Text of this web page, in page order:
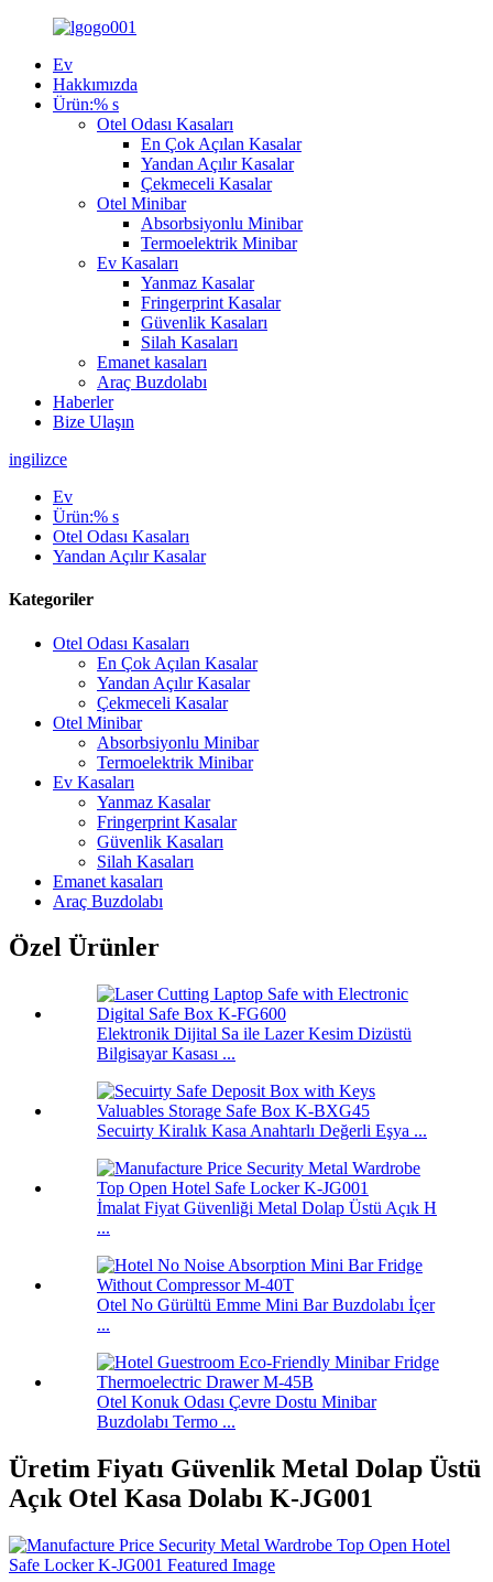
Ev
Hakkımızda
Ürün:% s
Otel Odası Kasaları
En Çok Açılan Kasalar
Yandan Açılır Kasalar
Çekmeceli Kasalar
Otel Minibar
Absorbsiyonlu Minibar
Termoelektrik Minibar
Ev Kasaları
Yanmaz Kasalar
Fringerprint Kasalar
Güvenlik Kasaları
Silah Kasaları
Emanet kasaları
Araç Buzdolabı
Haberler
Bize Ulaşın
ingilizce
Ev
Ürün:% s
Otel Odası Kasaları
Yandan Açılır Kasalar
Kategoriler
Otel Odası Kasaları
En Çok Açılan Kasalar
Yandan Açılır Kasalar
Çekmeceli Kasalar
Otel Minibar
Absorbsiyonlu Minibar
Termoelektrik Minibar
Ev Kasaları
Yanmaz Kasalar
Fringerprint Kasalar
Güvenlik Kasaları
Silah Kasaları
Emanet kasaları
Araç Buzdolabı
Özel Ürünler
Elektronik Dijital Sa ile Lazer Kesim Dizüstü
Bilgisayar Kasası ...
Secuirty Kiralık Kasa Anahtarlı Değerli Eşya ...
İmalat Fiyat Güvenliği Metal Dolap Üstü Açık H
...
Otel No Gürültü Emme Mini Bar Buzdolabı İçer
...
Otel Konuk Odası Çevre Dostu Minibar
Buzdolabı Termo ...
Üretim Fiyatı Güvenlik Metal Dolap Üstü
Açık Otel Kasa Dolabı K-JG001